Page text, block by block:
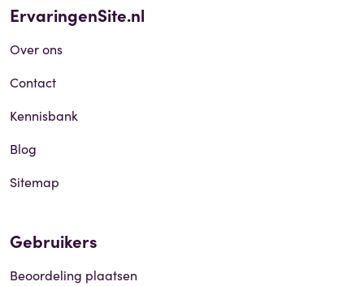
ErvaringenSite.nl
Over ons
Contact
Kennisbank
Blog
Sitemap
Gebruikers
Beoordeling plaatsen